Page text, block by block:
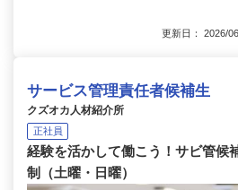
更新日： 2026/
サービス管理責任者候補生
クズオカ人材紹介所
正社員
経験を活かして働こう！サビ管候
制（土曜・日曜）